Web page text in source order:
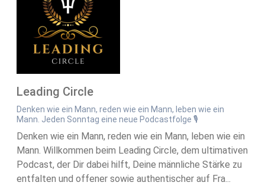
Leading Circle
Denken wie ein Mann, reden wie ein Mann, leben wie ein
Mann. Jeden Sonntag eine neue Podcastfolge 🎙️
Denken wie ein Mann, reden wie ein Mann, leben wie ein
Mann. Willkommen beim Leading Circle, dem ultimativen
Podcast, der Dir dabei hilft, Deine männliche Stärke zu
entfalten und offener sowie authentischer auf Fra...